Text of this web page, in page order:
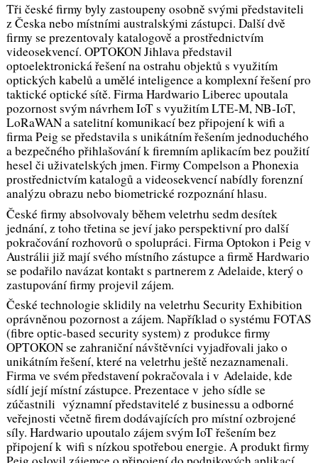
Tři české firmy byly zastoupeny osobně svými představiteli
z Česka nebo místními australskými zástupci. Další dvě
firmy se prezentovaly katalogově a prostřednictvím
videosekvencí. OPTOKON Jihlava představil
optoelektronická řešení na ostrahu objektů s využitím
optických kabelů a umělé inteligence a komplexní řešení pro
taktické optické sítě. Firma Hardwario Liberec upoutala
pozornost svým návrhem IoT s využitím LTE-M, NB-IoT,
LoRaWAN a satelitní komunikací bez připojení k wifi a
firma Peig se představila s unikátním řešením jednoduchého
a bezpečného přihlašování k firemním aplikacím bez použití
hesel či uživatelských jmen. Firmy Compelson a Phonexia
prostřednictvím katalogů a videosekvencí nabídly forenzní
analýzu obrazu nebo biometrické rozpoznání hlasu.
České firmy absolvovaly během veletrhu sedm desítek
jednání, z toho třetina se jeví jako perspektivní pro další
pokračování rozhovorů o spolupráci. Firma Optokon i Peig v
Austrálii již mají svého místního zástupce a firmě Hardwario
se podařilo navázat kontakt s partnerem z Adelaide, který o
zastupování firmy projevil zájem.
České technologie sklidily na veletrhu Security Exhibition
oprávněnou pozornost a zájem. Například o systému FOTAS
(fibre optic-based security system) z produkce firmy
OPTOKON se zahraniční návštěvníci vyjadřovali jako o
unikátním řešení, které na veletrhu ještě nezaznamenali.
Firma ve svém představení pokračovala i v Adelaide, kde
sídlí její místní zástupce. Prezentace v jeho sídle se
zúčastnili významní představitelé z businessu a odborné
veřejnosti včetně firem dodávajících pro místní ozbrojené
síly. Hardwario upoutalo zájem svým IoT řešením bez
připojení k wifi s nízkou spotřebou energie. A produkt firmy